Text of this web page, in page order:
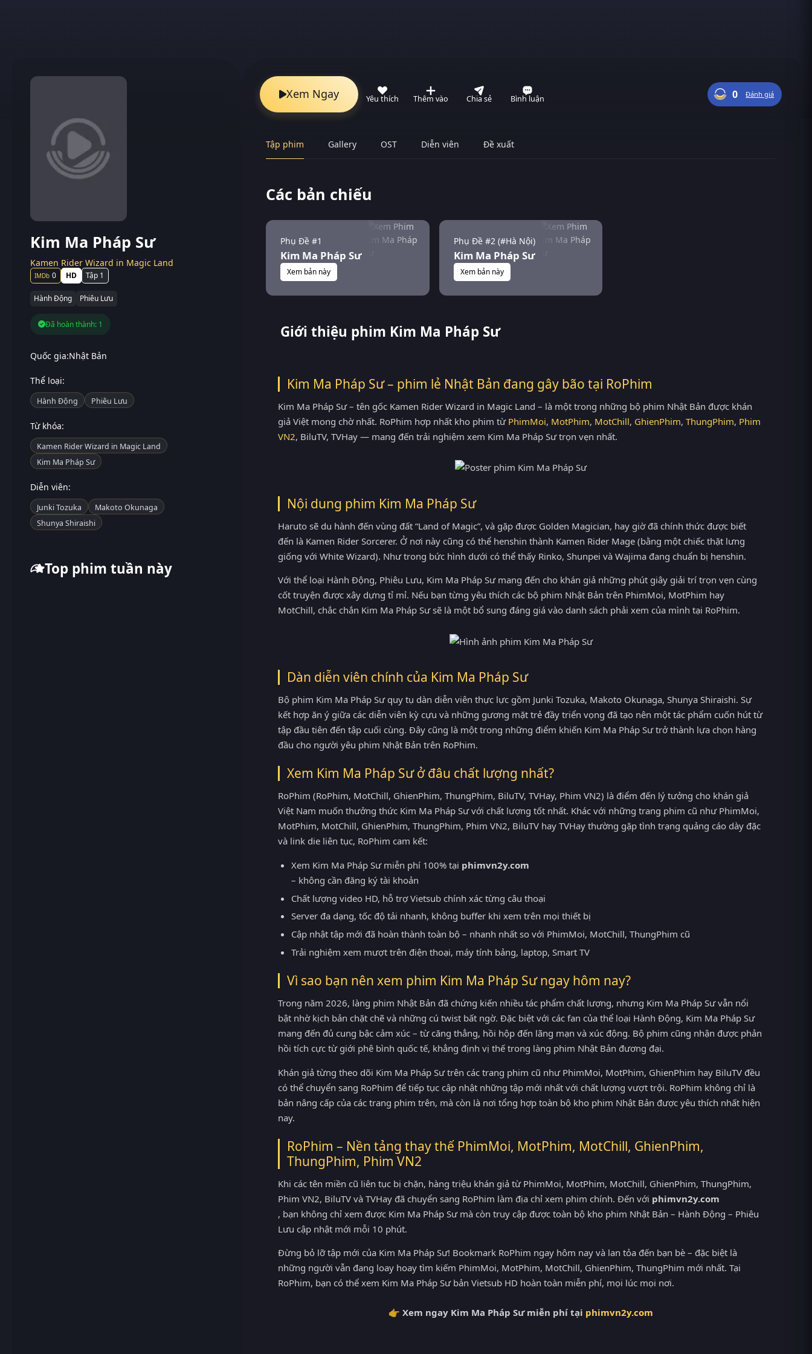
Kim Ma Pháp Sư
Kamen Rider Wizard in Magic Land
0 HD Tập 1
Hành Động Phiêu Lưu
Đã hoàn thành: 1
Quốc gia:Nhật Bản
Thể loại:
Hành Động Phiêu Lưu
Từ khóa:
Kamen Rider Wizard in Magic Land
Kim Ma Pháp Sư
Diễn viên:
Junki Tozuka
Makoto Okunaga
Shunya Shiraishi
Top phim tuần này
Xem Ngay Yêu thích Thêm vào Chia sẻ Bình luận 0 Đánh giá
Tập phim Gallery OST Diễn viên Đề xuất
Các bản chiếu
Phụ Đề #1
Kim Ma Pháp Sư
Xem bản này
Phụ Đề #2 (#Hà Nội)
Kim Ma Pháp Sư
Xem bản này
Giới thiệu phim Kim Ma Pháp Sư
Kim Ma Pháp Sư – phim lẻ Nhật Bản đang gây bão tại RoPhim
Kim Ma Pháp Sư – tên gốc Kamen Rider Wizard in Magic Land – là một trong những bộ phim Nhật Bản được khán
giả Việt mong chờ nhất. RoPhim hợp nhất kho phim từ PhimMoi, MotPhim, MotChill, GhienPhim, ThungPhim, Phim
VN2, BiluTV, TVHay — mang đến trải nghiệm xem Kim Ma Pháp Sư trọn vẹn nhất.
Nội dung phim Kim Ma Pháp Sư
Haruto sẽ du hành đến vùng đất “Land of Magic”, và gặp được Golden Magician, hay giờ đã chính thức được biết
đến là Kamen Rider Sorcerer. Ở nơi này cũng có thể henshin thành Kamen Rider Mage (bằng một chiếc thặt lưng
giống với White Wizard). Như trong bức hình dưới có thể thấy Rinko, Shunpei và Wajima đang chuẩn bị henshin.
Với thể loại Hành Động, Phiêu Lưu, Kim Ma Pháp Sư mang đến cho khán giả những phút giây giải trí trọn vẹn cùng
cốt truyện được xây dựng tỉ mỉ. Nếu bạn từng yêu thích các bộ phim Nhật Bản trên PhimMoi, MotPhim hay
MotChill, chắc chắn Kim Ma Pháp Sư sẽ là một bổ sung đáng giá vào danh sách phải xem của mình tại RoPhim.
Dàn diễn viên chính của Kim Ma Pháp Sư
Bộ phim Kim Ma Pháp Sư quy tụ dàn diễn viên thực lực gồm Junki Tozuka, Makoto Okunaga, Shunya Shiraishi. Sự
kết hợp ăn ý giữa các diễn viên kỳ cựu và những gương mặt trẻ đầy triển vọng đã tạo nên một tác phẩm cuốn hút từ
tập đầu tiên đến tập cuối cùng. Đây cũng là một trong những điểm khiến Kim Ma Pháp Sư trở thành lựa chọn hàng
đầu cho người yêu phim Nhật Bản trên RoPhim.
Xem Kim Ma Pháp Sư ở đâu chất lượng nhất?
RoPhim (RoPhim, MotChill, GhienPhim, ThungPhim, BiluTV, TVHay, Phim VN2) là điểm đến lý tưởng cho khán giả
Việt Nam muốn thưởng thức Kim Ma Pháp Sư với chất lượng tốt nhất. Khác với những trang phim cũ như PhimMoi,
MotPhim, MotChill, GhienPhim, ThungPhim, Phim VN2, BiluTV hay TVHay thường gặp tình trạng quảng cáo dày đặc
và link die liên tục, RoPhim cam kết:
Xem Kim Ma Pháp Sư miễn phí 100% tại phimvn2y.com
– không cần đăng ký tài khoản
Chất lượng video HD, hỗ trợ Vietsub chính xác từng câu thoại
Server đa dạng, tốc độ tải nhanh, không buffer khi xem trên mọi thiết bị
Cập nhật tập mới đã hoàn thành toàn bộ – nhanh nhất so với PhimMoi, MotChill, ThungPhim cũ
Trải nghiệm xem mượt trên điện thoại, máy tính bảng, laptop, Smart TV
Vì sao bạn nên xem phim Kim Ma Pháp Sư ngay hôm nay?
Trong năm 2026, làng phim Nhật Bản đã chứng kiến nhiều tác phẩm chất lượng, nhưng Kim Ma Pháp Sư vẫn nổi
bật nhờ kịch bản chặt chẽ và những cú twist bất ngờ. Đặc biệt với các fan của thể loại Hành Động, Kim Ma Pháp Sư
mang đến đủ cung bậc cảm xúc – từ căng thẳng, hồi hộp đến lãng mạn và xúc động. Bộ phim cũng nhận được phản
hồi tích cực từ giới phê bình quốc tế, khẳng định vị thế trong làng phim Nhật Bản đương đại.
Khán giả từng theo dõi Kim Ma Pháp Sư trên các trang phim cũ như PhimMoi, MotPhim, GhienPhim hay BiluTV đều
có thể chuyển sang RoPhim để tiếp tục cập nhật những tập mới nhất với chất lượng vượt trội. RoPhim không chỉ là
bản nâng cấp của các trang phim trên, mà còn là nơi tổng hợp toàn bộ kho phim Nhật Bản được yêu thích nhất hiện
nay.
RoPhim – Nền tảng thay thế PhimMoi, MotPhim, MotChill, GhienPhim,
ThungPhim, Phim VN2
Khi các tên miền cũ liên tục bị chặn, hàng triệu khán giả từ PhimMoi, MotPhim, MotChill, GhienPhim, ThungPhim,
Phim VN2, BiluTV và TVHay đã chuyển sang RoPhim làm địa chỉ xem phim chính. Đến với phimvn2y.com
, bạn không chỉ xem được Kim Ma Pháp Sư mà còn truy cập được toàn bộ kho phim Nhật Bản – Hành Động – Phiêu
Lưu cập nhật mới mỗi 10 phút.
Đừng bỏ lỡ tập mới của Kim Ma Pháp Sư! Bookmark RoPhim ngay hôm nay và lan tỏa đến bạn bè – đặc biệt là
những người vẫn đang loay hoay tìm kiếm PhimMoi, MotPhim, MotChill, GhienPhim, ThungPhim mới nhất. Tại
RoPhim, bạn có thể xem Kim Ma Pháp Sư bản Vietsub HD hoàn toàn miễn phí, mọi lúc mọi nơi.
👉 Xem ngay Kim Ma Pháp Sư miễn phí tại phimvn2y.com